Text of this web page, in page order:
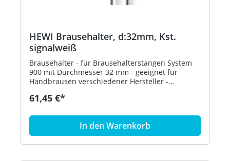
HEWI Brausehalter, d:32mm, Kst.
signalweiß
Brausehalter - für Brausehalterstangen System
900 mit Durchmesser 32 mm - geeignet für
Handbrausen verschiedener Hersteller -
Betätigen einer großflächigen Drucktaste in der
Brausehalter erleichtert das Einhängen der
Handbrause - aus hochwertigem matten
Polyamid in den HEWI Farben 98 (Signalweiß), 92
(Anthrazitgrau) und 90 (Tiefschwarz) - in HEWI
61,45 €*
In den Warenkorb